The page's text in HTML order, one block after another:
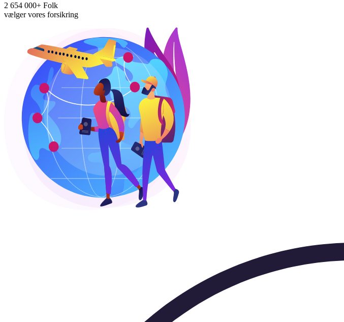
2 654 000+ Folk
vælger vores forsikring